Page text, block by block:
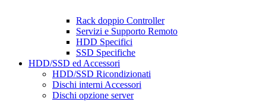
Rack doppio Controller
Servizi e Supporto Remoto
HDD Specifici
SSD Specifiche
HDD/SSD ed Accessori
HDD/SSD Ricondizionati
Dischi interni Accessori
Dischi opzione server